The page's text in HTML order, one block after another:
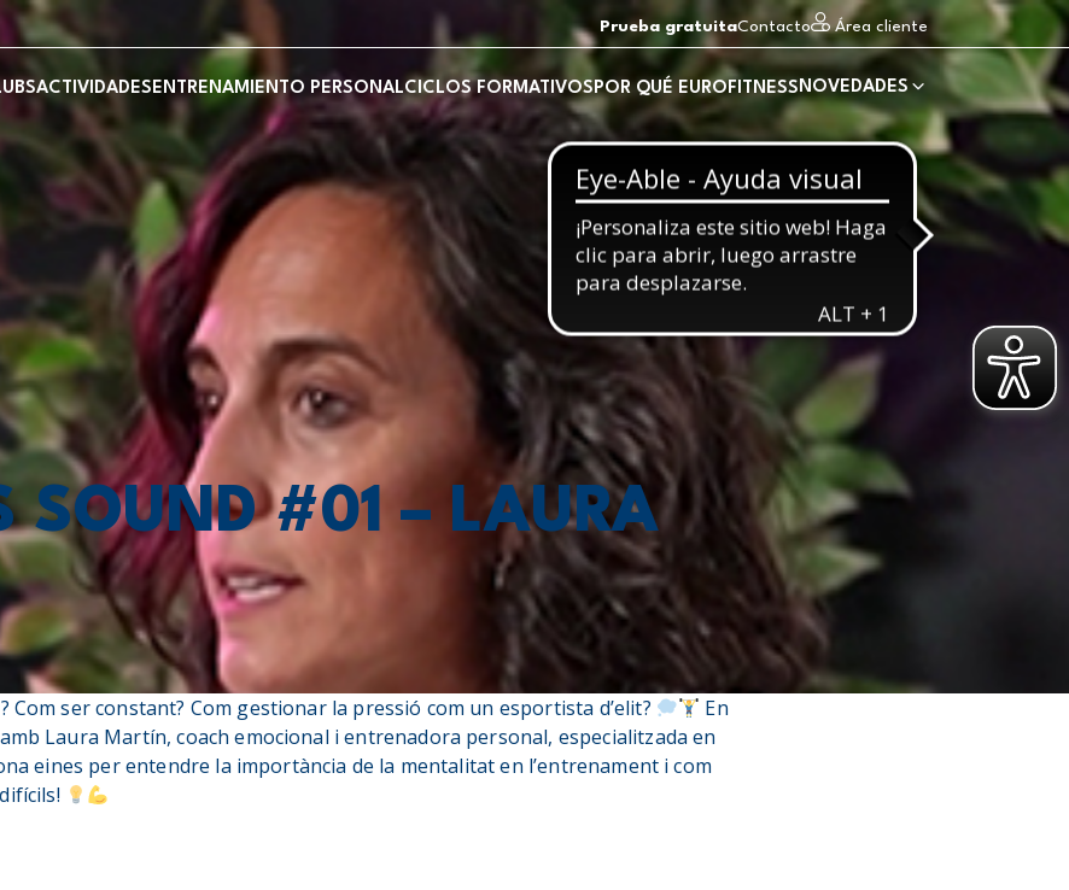
Prueba gratuitaContacto Área cliente
ACTIVIDADESENTRENAMIENTO PERSONALCICLOS FORMATIVOSPOR QUÉ EUROFITNESSNOVEDADES
SOUND #01 – LAURA
Com ser constant? Com gestionar la pressió com un esportista d’elit?
En
Laura Martín, coach emocional i entrenadora personal, especialitzada en
eines per entendre la importància de la mentalitat en l’entrenament i com